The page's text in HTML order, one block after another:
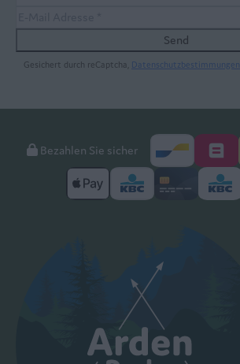
Send
Gesichert durch reCaptcha, Datenschutzbestimmungen
Bezahlen Sie sicher